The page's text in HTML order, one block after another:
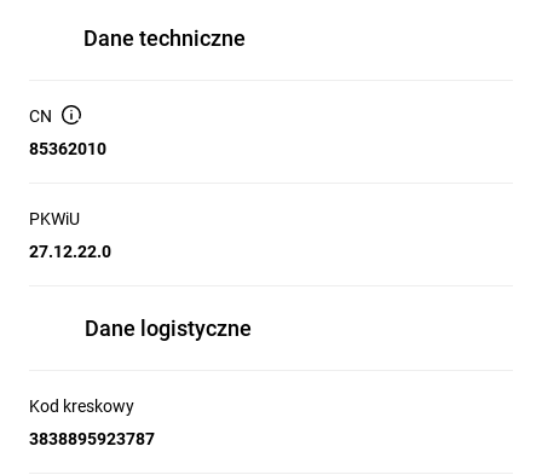
Dane techniczne
CN
85362010
PKWiU
27.12.22.0
Dane logistyczne
Kod kreskowy
3838895923787